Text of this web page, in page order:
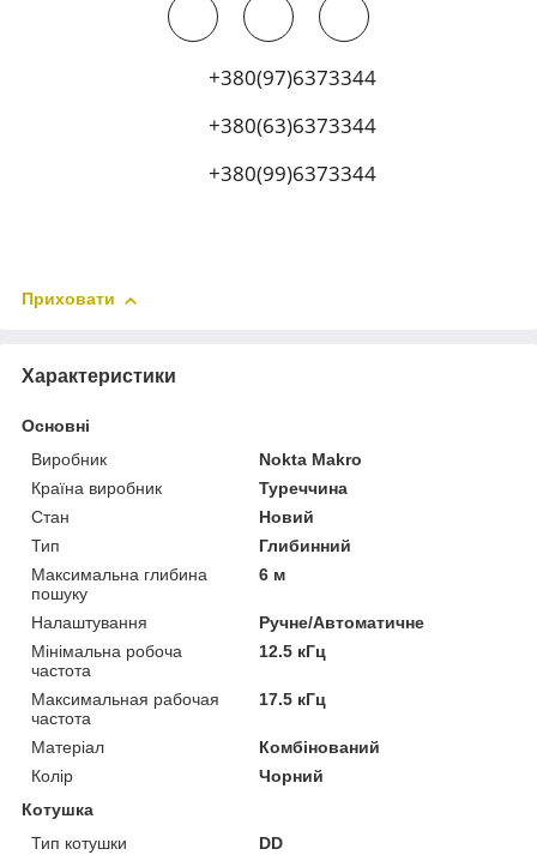
+380(97)6373344
+380(63)6373344
+380(99)6373344
Приховати
Характеристики
Основні
Виробник
Nokta Makro
Країна виробник
Туреччина
Стан
Новий
Тип
Глибинний
Максимальна глибина
пошуку
6 м
Налаштування
Ручне/Автоматичне
Мінімальна робоча
частота
12.5 кГц
Максимальная рабочая
частота
17.5 кГц
Матеріал
Комбінований
Колір
Чорний
Котушка
Тип котушки
DD